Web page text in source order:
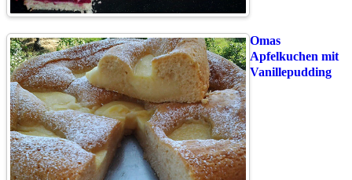
Omas
Apfelkuchen mit
Vanillepudding